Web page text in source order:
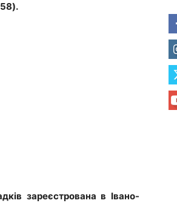
зареєстрована в Івано-